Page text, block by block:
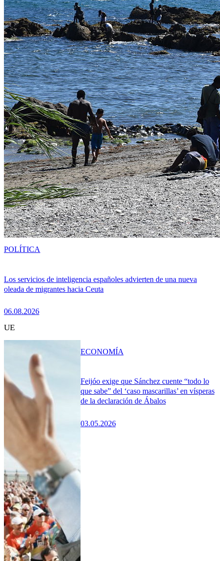
Los servicios de inteligencia españoles advierten de una nueva
oleada de migrantes hacia Ceuta
06.08.2026
POLÍTICA
UE
Feijóo exige que Sánchez cuente “todo lo
que sabe” del ‘caso mascarillas’ en vísperas
de la declaración de Ábalos
03.05.2026
ECONOMÍA